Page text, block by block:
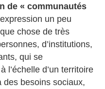
de « communautés
un peu
chose de très
d’institutions,
qui se
l’échelle d’un territoire
des besoins sociaux,